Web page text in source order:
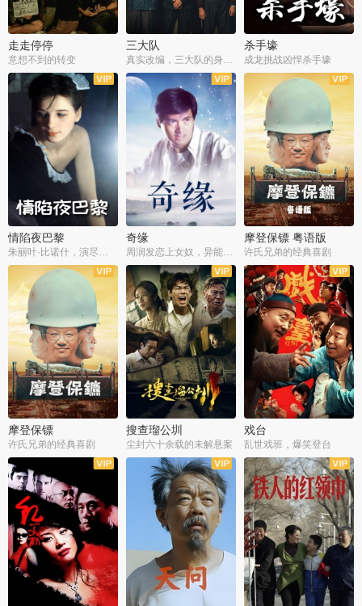
走走停停
意想不到的转变
三大队 杀手壕
成龙挑战凶悍杀手壕
情陷夜巴黎
朱丽叶·比诺什，演尽失爱之痛
奇缘
周润发恋上女奴，异能护体战邪派
摩登保镖 粤语版
许氏兄弟的经典喜剧
摩登保镖
许氏兄弟的经典喜剧
搜查瑠公圳
尘封六十余载的未解悬案
戏台
乱世戏班，爆笑登台